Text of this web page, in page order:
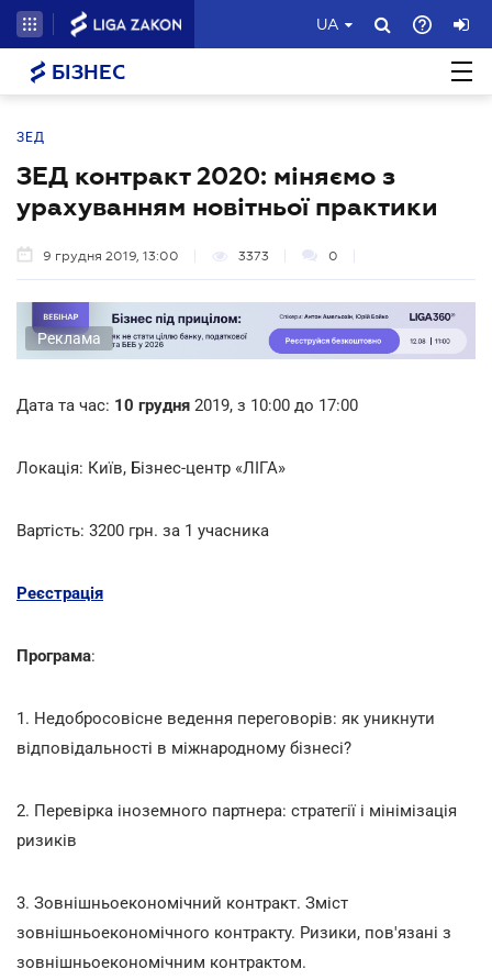
UA
БІЗНЕС
ЗЕД
ЗЕД контракт 2020: міняємо з
урахуванням новітньої практики
9 грудня 2019, 13:00 3373 0
Реклама
Дата та час: 10 грудня 2019, з 10:00 до 17:00
Локація: Київ, Бізнес-центр «ЛІГА»
Вартість: 3200 грн. за 1 учасника
Реєстрація
Програма:
1. Недобросовісне ведення переговорів: як уникнути
відповідальності в міжнародному бізнесі?
2. Перевірка іноземного партнера: стратегії і мінімізація
ризиків
3. Зовнішньоекономічний контракт. Зміст
зовнішньоекономічного контракту. Ризики, пов'язані з
зовнішньоекономічним контрактом.